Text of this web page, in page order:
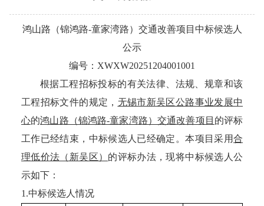
鸿山路（锦鸿路-童家湾路）交通改善项目中标候选人
公示
编号： XWXW20251204001001
根据工程招标投标的有关法律、法规、规章和该
工程招标文件的规定， 无锡市新吴区公路事业发展中
心的鸿山路（锦鸿路-童家湾路）交通改善项目 的评标
工作已经结束，中标候选人已经确定。本项目采用合
理低价法（新吴区） 的评标办法，现将中标候选人公
示如下：
1.中标候选人情况